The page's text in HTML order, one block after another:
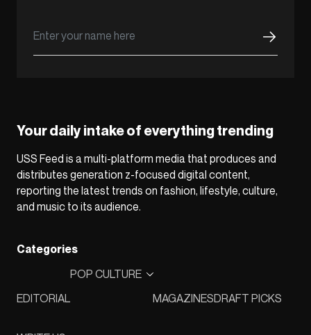
Your daily intake of everything trending
USS Feed is a multi-platform media that produces and
distributes generation z-focused digital content,
reporting the latest trends on fashion, lifestyle, culture,
and music to its audience.
Categories
EDITORIAL
POP CULTURE
MAGAZINESDRAFT PICKS